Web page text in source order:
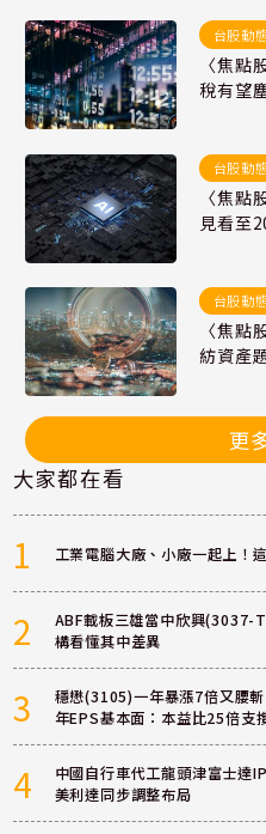
台股動
〈焦點
稅有望
台股動
〈焦點
見看至
台股動
〈焦點
紡資產
更
大家都在看
1 工業電腦大廠、小廠一起上！
2
ABF載板三雄當中欣興(3037-
構看懂其中差異
3
穩懋(3105)一年暴漲7倍又腰
年EPS基本面：本益比25倍支
4
中國自行車代工龍頭津富士達
美利達同步調整布局